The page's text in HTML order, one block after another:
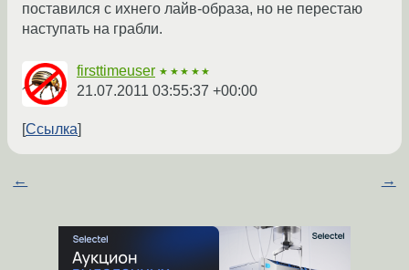
поставился с ихнего лайв-образа, но не перестаю
наступать на грабли.
firsttimeuser ★★★★★
21.07.2011 03:55:37 +00:00
Ссылка
← →